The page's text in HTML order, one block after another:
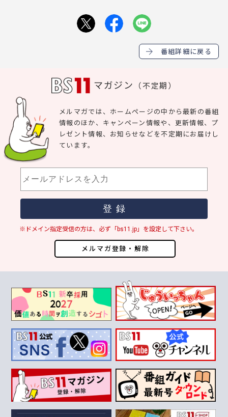
番組詳細に戻る
マガジン （不定期）
メルマガ登録・解除
メルマガでは、ホームページの中から最新の番組
情報のほか、キャンペーン情報や、更新情報、プ
レゼント情報、お知らせなどを不定期にお届けし
ています。
※ドメイン指定受信の方は、必ず「bs11.jp」を設定して下さい。